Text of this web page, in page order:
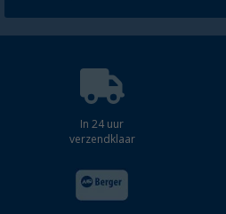
In 24 uur
verzendklaar